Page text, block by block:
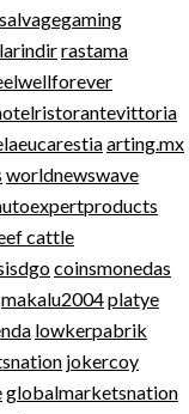
salvagegaming
rastama
arting.mx
worldnewswave
cattle
coinsmonedas
makalu2004platye
lowkerpabrik
jokercoy
globalmarketsnation